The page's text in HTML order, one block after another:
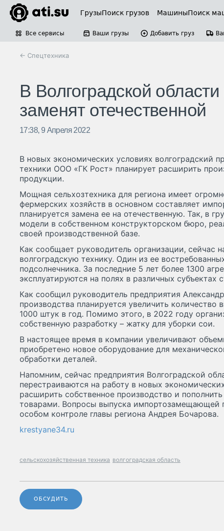
ГрузыПоиск грузов МашиныПоиск
Все сервисы Ваши грузы Добавить груз
← Спецтехника
В Волгоградской
заменят отечественной
17:38, 9 Апреля 2022
В новых экономических условиях волгоградский
техники ООО «ГК Рост» планирует расширить
продукции.
Мощная сельхозтехника для региона имеет
фермерских хозяйств в основном составляет
планируется замена ее на отечественную. Так, в
модели в собственном конструкторском бюро,
своей производственной базе.
Как сообщает руководитель организации, сейчас
волгоградскую технику. Один из ее
подсолнечника. За последние 5 лет более 1300
эксплуатируются на полях в различных субъектах
Как сообщил руководитель предприятия
производства планируется увеличить
1000 штук в год. Помимо этого, в 2022 году
собственную разработку – жатку для уборки сои.
В настоящее время в компании увеличивают
приобретено новое оборудование для
обработки деталей.
Напомним, сейчас предприятия Волгоградской
перестраиваются на работу в новых
расширить собственное производство и
товарами. Вопросы выпуска импортозамещающей
особом контроле главы региона Андрея Бочарова.
krestyane34.ru
сельскохозяйственная техника волгоградская область
ОБСУДИТЬ